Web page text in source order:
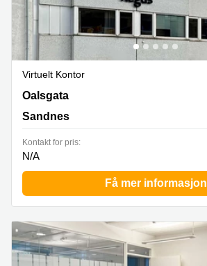
Virtuelt Kontor
Oalsgata 7,3rd Floor, Sandnes
Oalsgata
Sandnes
Kontakt for pris:
N/A
Få mer informasjon